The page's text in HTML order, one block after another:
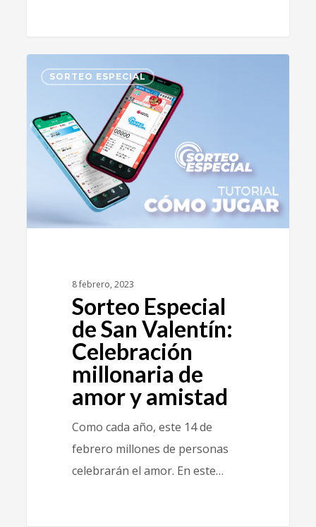
SORTEO ESPECIAL
8 febrero, 2023
Sorteo Especial
de San Valentín:
Celebración
millonaria de
amor y amistad
Como cada año, este 14 de
febrero millones de personas
celebrarán el amor. En este…
1